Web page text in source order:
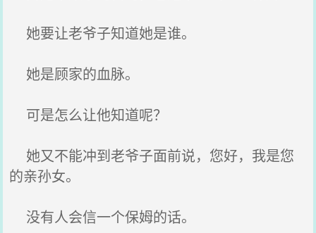
她要让老爷子知道她是谁。
她是顾家的血脉。
可是怎么让他知道呢？
她又不能冲到老爷子面前说，您好，我是您
的亲孙女。
没有人会信一个保姆的话。